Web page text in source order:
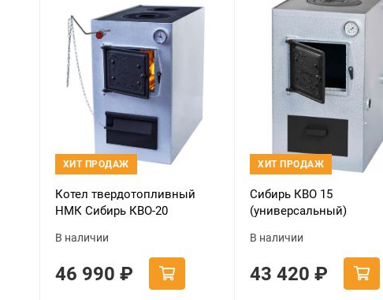
ХИТ ПРОДАЖ
Котел твердотопливный
НМК Сибирь КВО-20
В наличии
46 990 ₽
ХИТ ПРОДАЖ
Сибирь КВО 15
(универсальный)
В наличии
43 420 ₽